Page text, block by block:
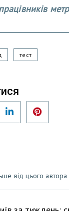
тест
LinkedIn
від цього автора